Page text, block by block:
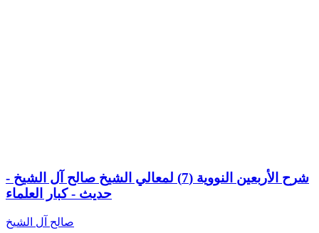
شرح الأربعين النووية (7) لمعالي الشيخ صالح آل الشيخ -
حديث - كبار العلماء
صالح آل الشيخ